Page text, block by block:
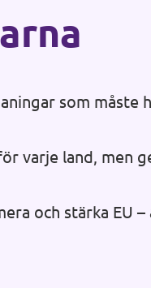
som måste
varje land, men
och stärka EU